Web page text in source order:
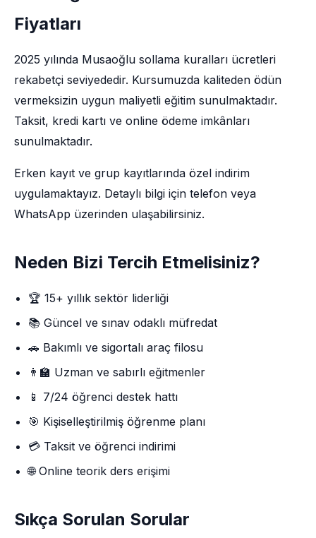
Fiyatları
2025 yılında Musaoğlu sollama kuralları ücretleri
rekabetçi seviyededir. Kursumuzda kaliteden ödün
vermeksizin uygun maliyetli eğitim sunulmaktadır.
Taksit, kredi kartı ve online ödeme imkânları
sunulmaktadır.
Erken kayıt ve grup kayıtlarında özel indirim
uygulamaktayız. Detaylı bilgi için telefon veya
WhatsApp üzerinden ulaşabilirsiniz.
Neden Bizi Tercih Etmelisiniz?
🏆 15+ yıllık sektör liderliği
📚 Güncel ve sınav odaklı müfredat
🚗 Bakımlı ve sigortalı araç filosu
👨‍🏫 Uzman ve sabırlı eğitmenler
📱 7/24 öğrenci destek hattı
🎯 Kişiselleştirilmiş öğrenme planı
💳 Taksit ve öğrenci indirimi
🌐 Online teorik ders erişimi
Sıkça Sorulan Sorular